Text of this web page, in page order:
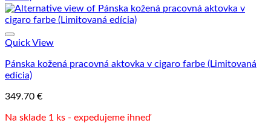
Quick View
Pánska kožená pracovná aktovka v cigaro farbe (Limitovaná
edícia)
349.70 €
Na sklade 1 ks - expedujeme ihneď